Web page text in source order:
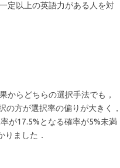
定以上の英語力がある人を対
からどちらの選択手法でも，
の方が選択率の偏りが大きく，
が17.5%となる確率が5%未満
りました．